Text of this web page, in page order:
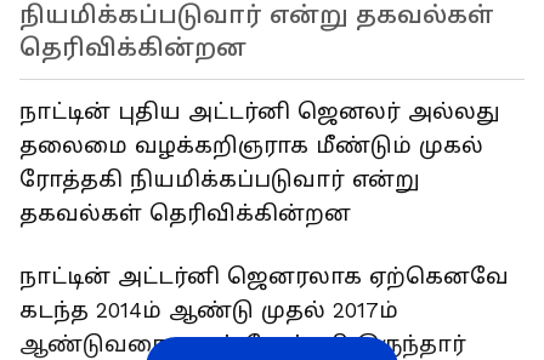
நியமிக்கப்படுவார் என்று தகவல்கள்
தெரிவிக்கின்றன
நாட்டின் புதிய அட்டர்னி ஜெனலர் அல்லது
தலைமை வழக்கறிஞராக மீண்டும் முகல்
ரோத்தகி நியமிக்கப்படுவார் என்று
தகவல்கள் தெரிவிக்கின்றன
நாட்டின் அட்டர்னி ஜெனரலாக ஏற்கெனவே
கடந்த 2014ம் ஆண்டு முதல் 2017ம்
ஆண்டுவரை முகல் ரோத்தகி இருந்தார்